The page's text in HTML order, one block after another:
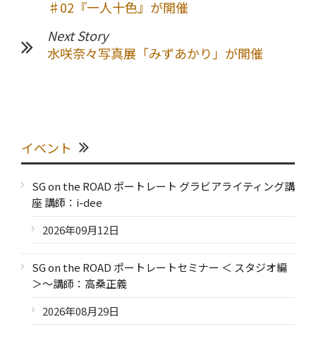
♯02『一人十色』が開催
Next Story
水咲奈々写真展「みずあかり」が開催
イベント
SG on the ROAD ポートレート グラビアライティング講
座 講師：i-dee
2026年09月12日
SG on the ROAD ポートレートセミナー ＜ スタジオ編
＞～講師：高桑正義
2026年08月29日